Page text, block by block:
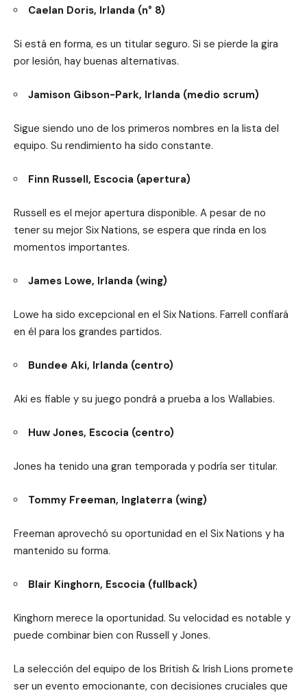
Caelan Doris, Irlanda (n° 8)
Si está en forma, es un titular seguro. Si se pierde la gira
por lesión, hay buenas alternativas.
Jamison Gibson-Park, Irlanda (medio scrum)
Sigue siendo uno de los primeros nombres en la lista del
equipo. Su rendimiento ha sido constante.
Finn Russell, Escocia (apertura)
Russell es el mejor apertura disponible. A pesar de no
tener su mejor Six Nations, se espera que rinda en los
momentos importantes.
James Lowe, Irlanda (wing)
Lowe ha sido excepcional en el Six Nations. Farrell confiará
en él para los grandes partidos.
Bundee Aki, Irlanda (centro)
Aki es fiable y su juego pondrá a prueba a los Wallabies.
Huw Jones, Escocia (centro)
Jones ha tenido una gran temporada y podría ser titular.
Tommy Freeman, Inglaterra (wing)
Freeman aprovechó su oportunidad en el Six Nations y ha
mantenido su forma.
Blair Kinghorn, Escocia (fullback)
Kinghorn merece la oportunidad. Su velocidad es notable y
puede combinar bien con Russell y Jones.
La selección del equipo de los British & Irish Lions promete
ser un evento emocionante, con decisiones cruciales que